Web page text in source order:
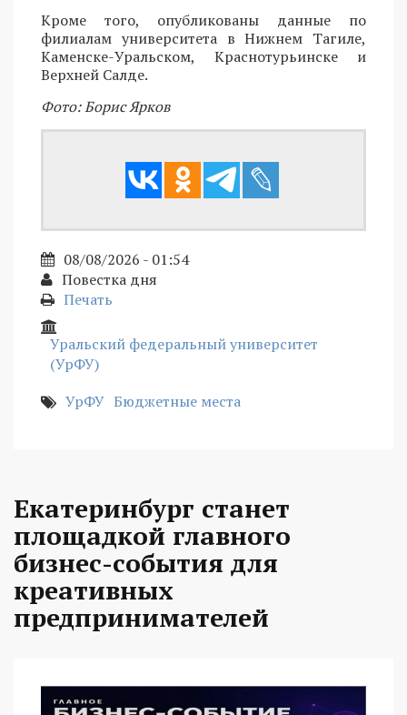
Кроме того, опубликованы данные по
филиалам университета в Нижнем Тагиле,
Каменске-Уральском, Краснотурьинске и
Верхней Салде.
Фото: Борис Ярков
08/08/2026 - 01:54
Повестка дня
Печать
Уральский федеральный университет
(УрФУ)
УрФУ Бюджетные места
Екатеринбург станет
площадкой главного
бизнес-события для
креативных
предпринимателей